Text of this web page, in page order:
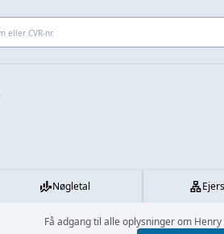
Nøgletal
Få adgang til alle oplysninger om